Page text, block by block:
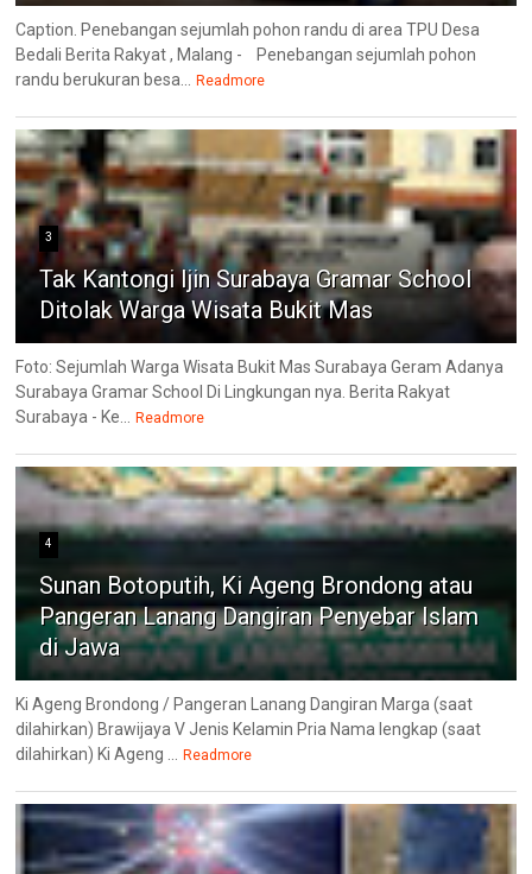
Caption. Penebangan sejumlah pohon randu di area TPU Desa
Bedali Berita Rakyat , Malang - Penebangan sejumlah pohon
randu berukuran besa...
Readmore
3
Tak Kantongi Ijin Surabaya Gramar School
Ditolak Warga Wisata Bukit Mas
Foto: Sejumlah Warga Wisata Bukit Mas Surabaya Geram Adanya
Surabaya Gramar School Di Lingkungan nya. Berita Rakyat
Surabaya - Ke...
Readmore
4
Sunan Botoputih, Ki Ageng Brondong atau
Pangeran Lanang Dangiran Penyebar Islam
di Jawa
Ki Ageng Brondong / Pangeran Lanang Dangiran Marga (saat
dilahirkan) Brawijaya V Jenis Kelamin Pria Nama lengkap (saat
dilahirkan) Ki Ageng ...
Readmore